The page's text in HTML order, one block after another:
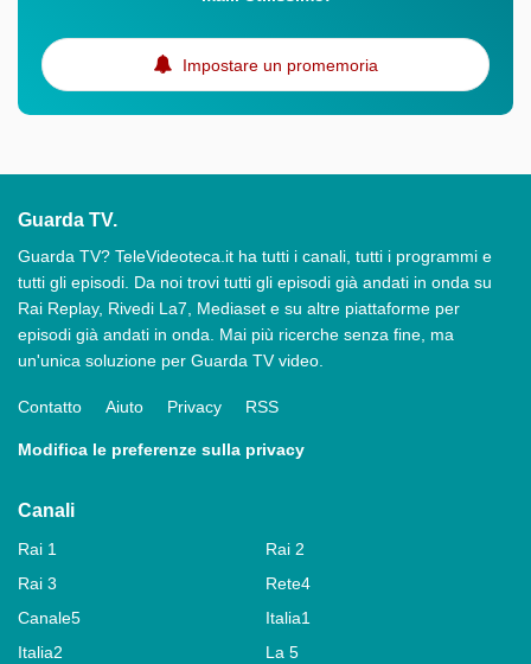
Impostare un promemoria
Guarda TV.
Guarda TV? TeleVideoteca.it ha tutti i canali, tutti i programmi e
tutti gli episodi. Da noi trovi tutti gli episodi già andati in onda su
Rai Replay, Rivedi La7, Mediaset e su altre piattaforme per
episodi già andati in onda. Mai più ricerche senza fine, ma
un'unica soluzione per Guarda TV video.
Contatto Aiuto Privacy RSS
Modifica le preferenze sulla privacy
Canali
Rai 1
Rai 2
Rai 3
Rete4
Canale5
Italia1
Italia2
La 5